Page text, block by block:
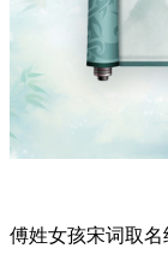
傅姓女孩宋词取